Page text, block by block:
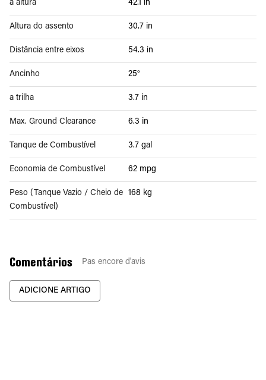
a altura 42.1 in
Altura do assento 30.7 in
Distância entre eixos 54.3 in
Ancinho 25°
a trilha 3.7 in
Max. Ground Clearance 6.3 in
Tanque de Combustível 3.7 gal
Economia de Combustível 62 mpg
Peso (Tanque Vazio / Cheio de
Combustível)
168 kg
Comentários Pas encore d'avis
ADICIONE ARTIGO